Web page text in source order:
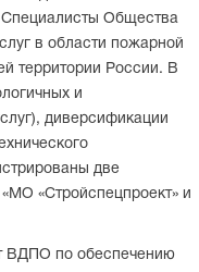
Специалисты Общества
в области пожарной
территории России. В
и
диверсификации
две
«Стройспецпроект» и
ВДПО по обеспечению